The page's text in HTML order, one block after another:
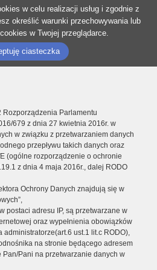
w celu realizacji usług i zgodnie z
określić warunki przechowywania lub
w Twojej przeglądarce.
ciasteczka
Rozporządzenia Parlamentu
679 z dnia 27 kwietnia 2016r. w
w związku z przetwarzaniem danych
przepływu takich danych oraz
(ogólne rozporządzenie o ochronie
z dnia 4 maja 2016r., dalej RODO
Ochrony Danych znajdują się w
postaci adresu IP, są przetwarzane w
oraz wypełnienia obowiązków
ust.1 lit.c RODO),
na stronie będącego adresem
Pani na przetwarzanie danych w